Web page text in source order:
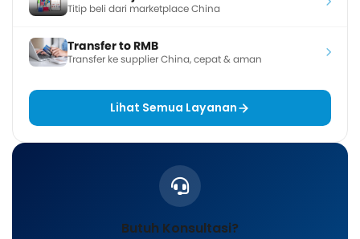
Titip beli dari marketplace China
Transfer to RMB
Transfer ke supplier China, cepat & aman
Lihat Semua Layanan
Butuh Konsultasi?